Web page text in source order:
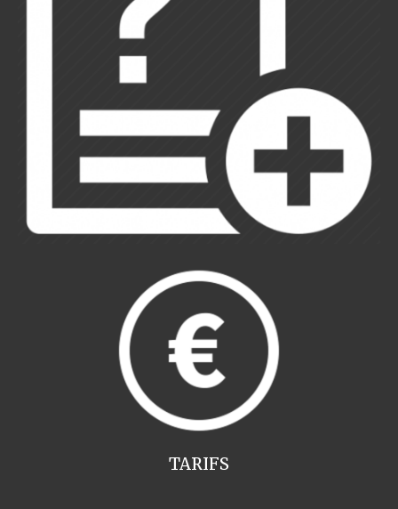
TARIFS